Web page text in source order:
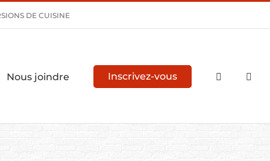
DE CUISINE
Nous joindre Inscrivez-vous